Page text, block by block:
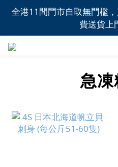
全港11間門市自取無門檻
費送貨上
全港11間門市自取無門檻
費送貨上
新品上市，精選優
全港11間門市自取無門檻
急